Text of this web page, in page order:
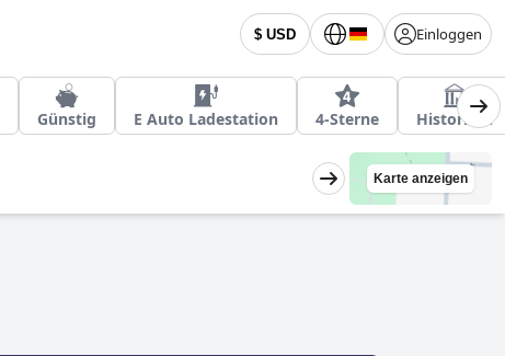
$ USD Einloggen
Günstig E Auto Ladestation 4-Sterne Historisch
Karte anzeigen